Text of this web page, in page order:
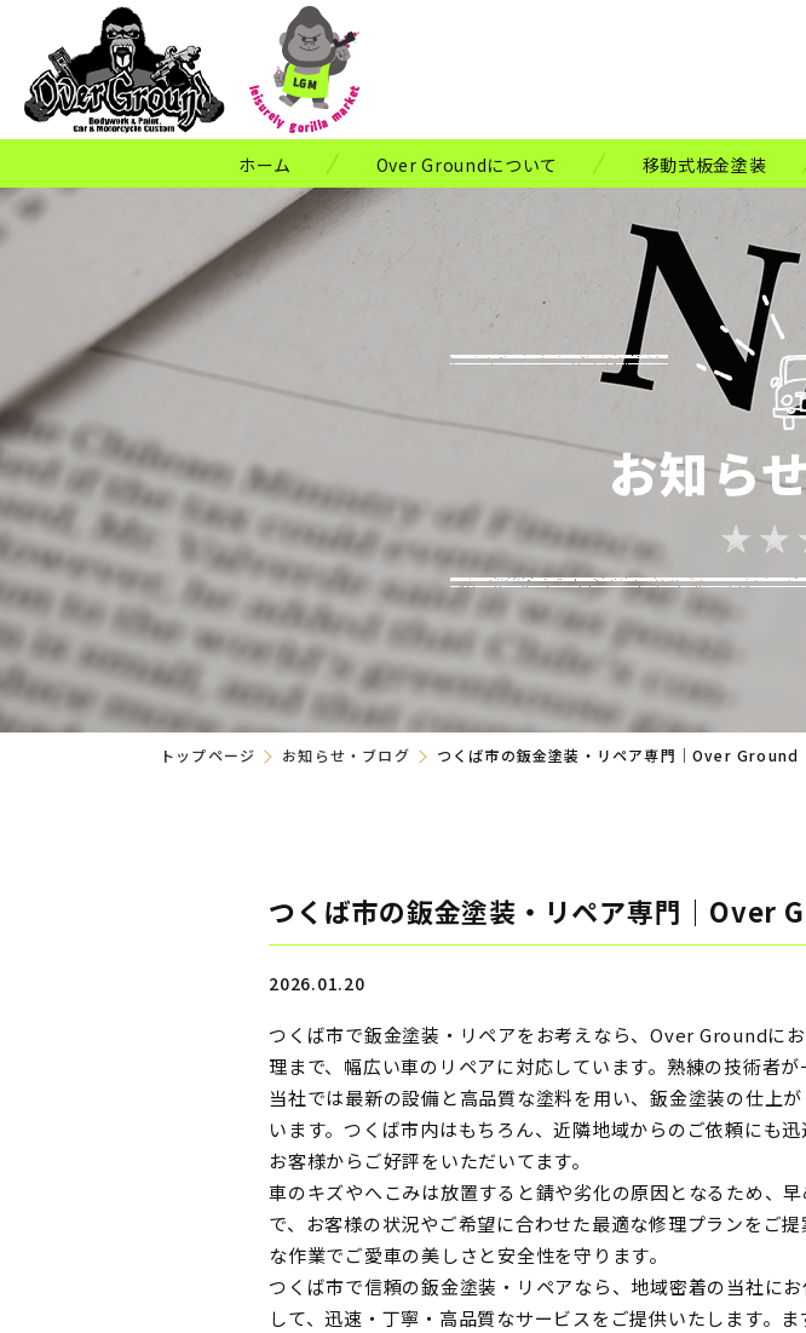
ホーム Over Groundについて 移動式板金塗装
お知ら
トップページ お知らせ・ブログ つくば市の鈑金塗装・リペア専門｜Over Ground
つくば市の鈑金塗装・リペア専門｜Over
2026.01.20
つくば市で鈑金塗装・リペアをお考えなら、Over Groundに
理まで、幅広い車のリペアに対応しています。熟練の技術者
当社では最新の設備と高品質な塗料を用い、鈑金塗装の仕上
います。つくば市内はもちろん、近隣地域からのご依頼にも
お客様からご好評をいただいてます。
車のキズやへこみは放置すると錆や劣化の原因となるため、
で、お客様の状況やご希望に合わせた最適な修理プランをご
な作業でご愛車の美しさと安全性を守ります。
つくば市で信頼の鈑金塗装・リペアなら、地域密着の当社に
して、迅速・丁寧・高品質なサービスをご提供いたします。